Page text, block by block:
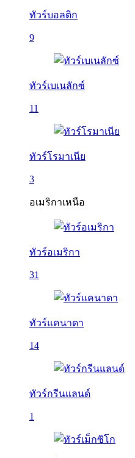
ทัวร์บอลติก
9
ทัวร์เบเนลักซ์
11
ทัวร์โรมาเนีย
3
อเมริกาเหนือ
ทัวร์อเมริกา
31
ทัวร์แคนาดา
14
ทัวร์กรีนแลนด์
1